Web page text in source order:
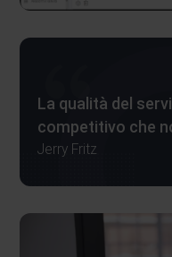
La qualità del
competitivo che
Jerry Fritz